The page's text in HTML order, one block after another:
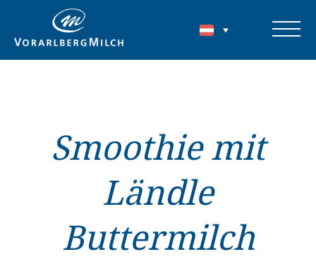
Smoothie mit
Ländle
Buttermilch